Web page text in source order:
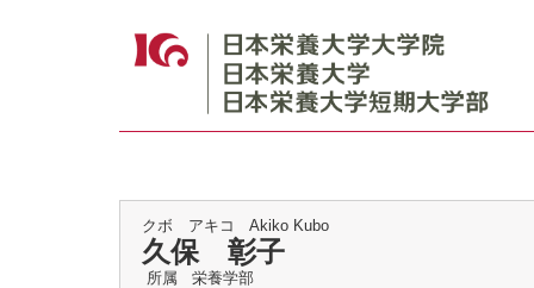
クボ アキコ Akiko Kubo
久保 彰子
所属
栄養学部